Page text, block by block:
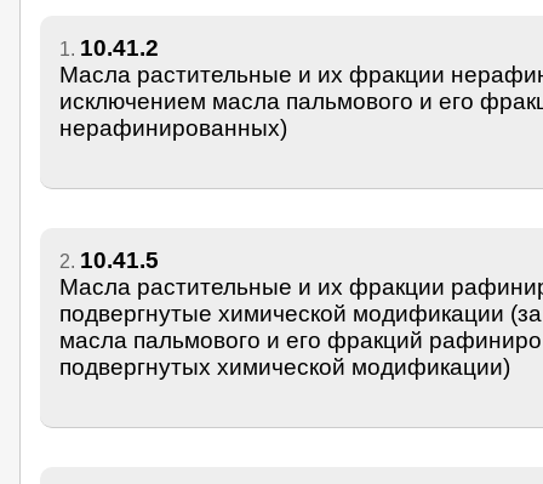
1. 10.41.2
Масла растительные и их фракции
исключением масла пальмового и его
нерафинированных)
2. 10.41.5
Масла растительные и их фракции
подвергнутые химической модификации
масла пальмового и его фракций
подвергнутых химической модификации)